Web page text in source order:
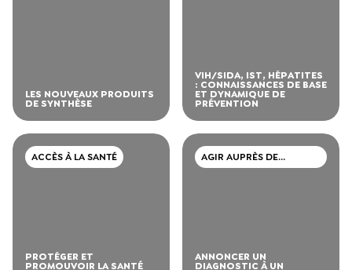
LES NOUVEAUX PRODUITS
DE SYNTHÈSE
VIH/SIDA, IST, HÉPATITES
: CONNAISSANCES DE BASE
ET DYNAMIQUE DE
PRÉVENTION
ACCÈS À LA SANTÉ
PROTÉGER ET
PROMOUVOIR LA SANTÉ
AGIR AUPRÈS DE
PERSONNES MIGRANTES
ANNONCER UN
DIAGNOSTIC À UN